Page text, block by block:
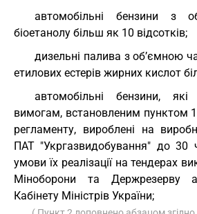
автомобільні бензини з
біоетанолу більш як 10 відсотків;
дизельні палива з об’ємною
етилових естерів жирних кислот
автомобільні бензини,
вимогам, встановленим пунктом
регламенту, вироблені на
ПАТ "Укргазвидобування" до 30
умови їх реалізації на тендерах
Міноборони та Держрезерву
Кабінету Міністрів України;